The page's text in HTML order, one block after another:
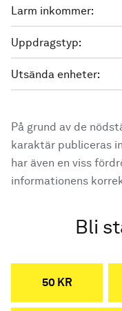
Larm inkommer:
Uppdragstyp:
Utsända enheter:
På grund av de
karaktär publiceras
har även en viss
informationens
Bli
50 KR